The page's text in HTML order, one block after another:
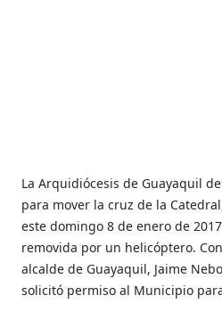
La Arquidiócesis de Guayaquil
para mover la cruz de la
este domingo 8 de enero de
removida por un helicóptero.
alcalde de Guayaquil, Jaime
solicitó permiso al Municipio